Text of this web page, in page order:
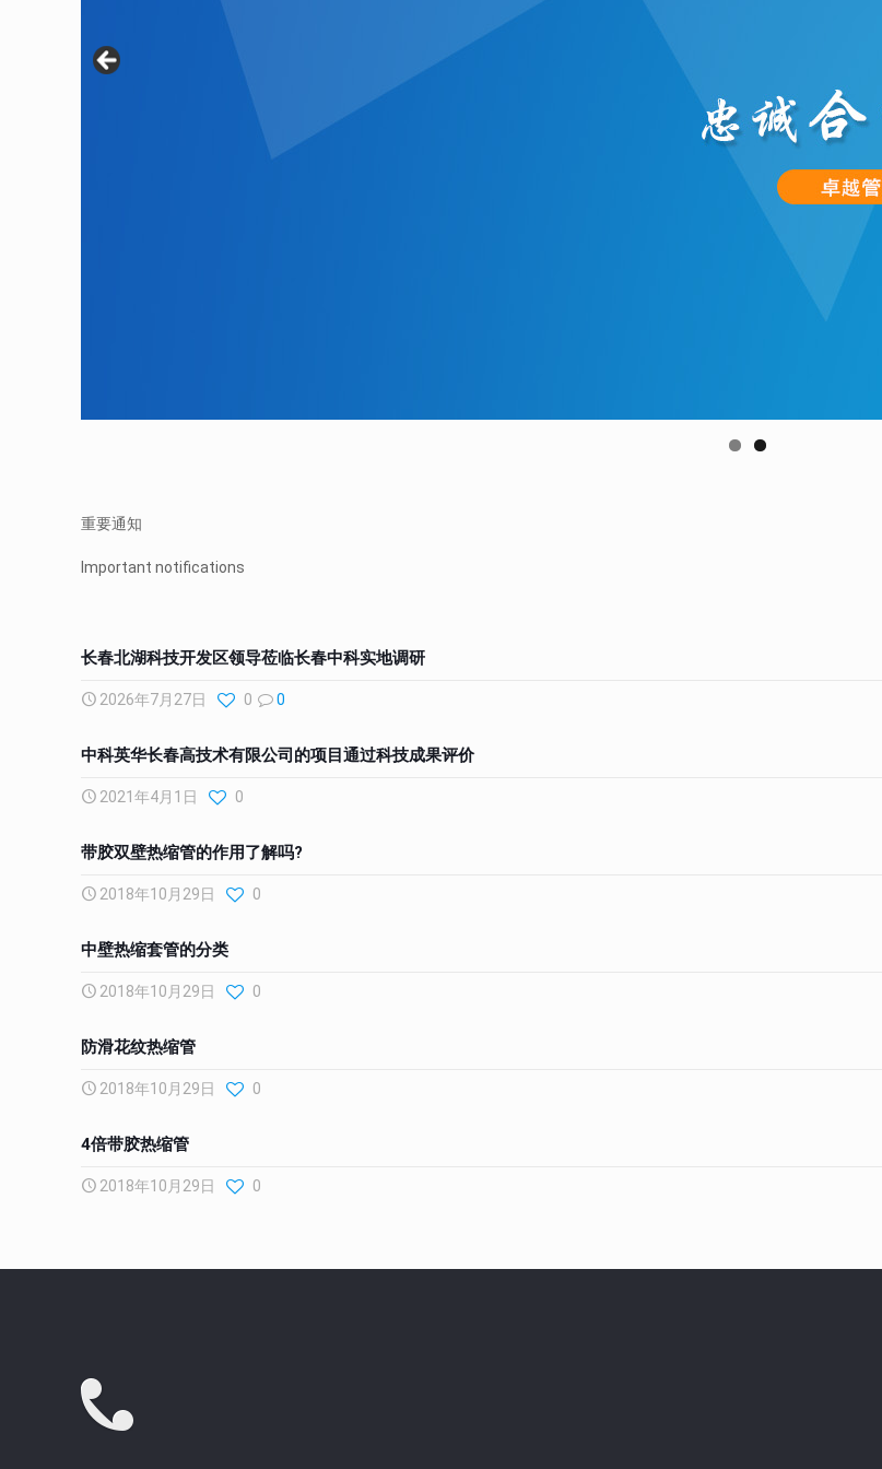
重要通知
Important notifications
长春北湖科技开发区领导莅临长春中科实地调研
2026年7月27日 0
0
中科英华长春高技术有限公司的项目通过科技成果评价
2021年4月1日 0
带胶双壁热缩管的作用了解吗?
2018年10月29日 0
中壁热缩套管的分类
2018年10月29日 0
防滑花纹热缩管
2018年10月29日 0
4倍带胶热缩管
2018年10月29日 0